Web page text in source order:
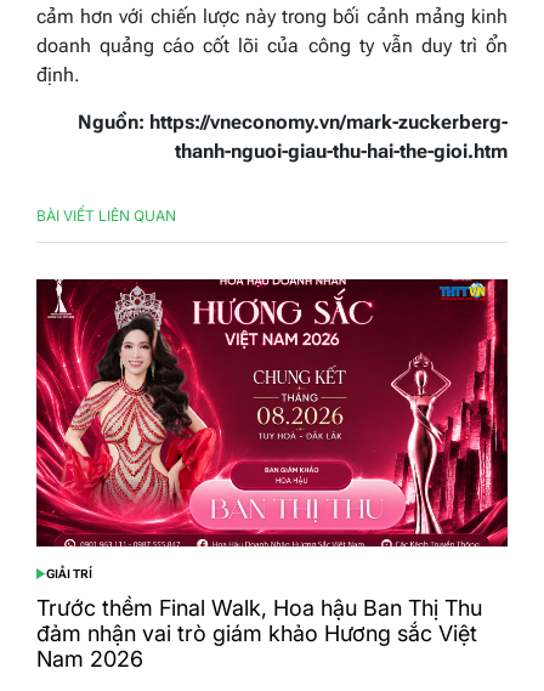
cảm hơn với chiến lược này trong bối cảnh mảng kinh
doanh quảng cáo cốt lõi của công ty vẫn duy trì ổn
định.
Nguồn: https://vneconomy.vn/mark-zuckerberg-
thanh-nguoi-giau-thu-hai-the-gioi.htm
BÀI VIẾT LIÊN QUAN
POSTED
IN
GIẢI TRÍ
Trước thềm Final Walk, Hoa hậu Ban Thị Thu
đảm nhận vai trò giám khảo Hương sắc Việt
Nam 2026